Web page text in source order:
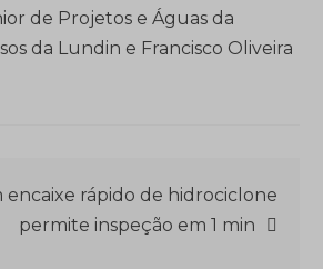
de Projetos e Águas da
da Lundin e Francisco Oliveira
encaixe rápido de hidrociclone
permite inspeção em 1 min